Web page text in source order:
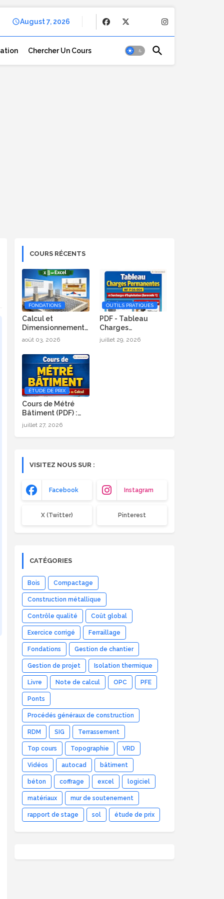
August 7, 2026
Chercher Un Cours
COURS RÉCENTS
FONDATIONS
Calcul et
Dimensionnement
de Radier Général
août 03, 2026
OUTILS PRATIQUES
PDF - Tableau
Charges
Permanentes (NF P
juillet 29, 2026
ÉTUDE DE PRIX
Cours de Métré
Bâtiment (PDF) :
Formules, Méthode
juillet 27, 2026
VISITEZ NOUS SUR :
Facebook Instagram
X (Twitter) Pinterest
CATÉGORIES
Bois Compactage
Construction métallique
Contrôle qualité Coût global
Exercice corrigé Ferraillage
Fondations Gestion de chantier
Gestion de projet Isolation thermique
Livre Note de calcul OPC PFE
Ponts
Procédés généraux de construction
RDM SIG Terrassement
Top cours Topographie VRD
Vidéos autocad bâtiment
béton coffrage excel logiciel
matériaux mur de soutenement
rapport de stage sol étude de prix